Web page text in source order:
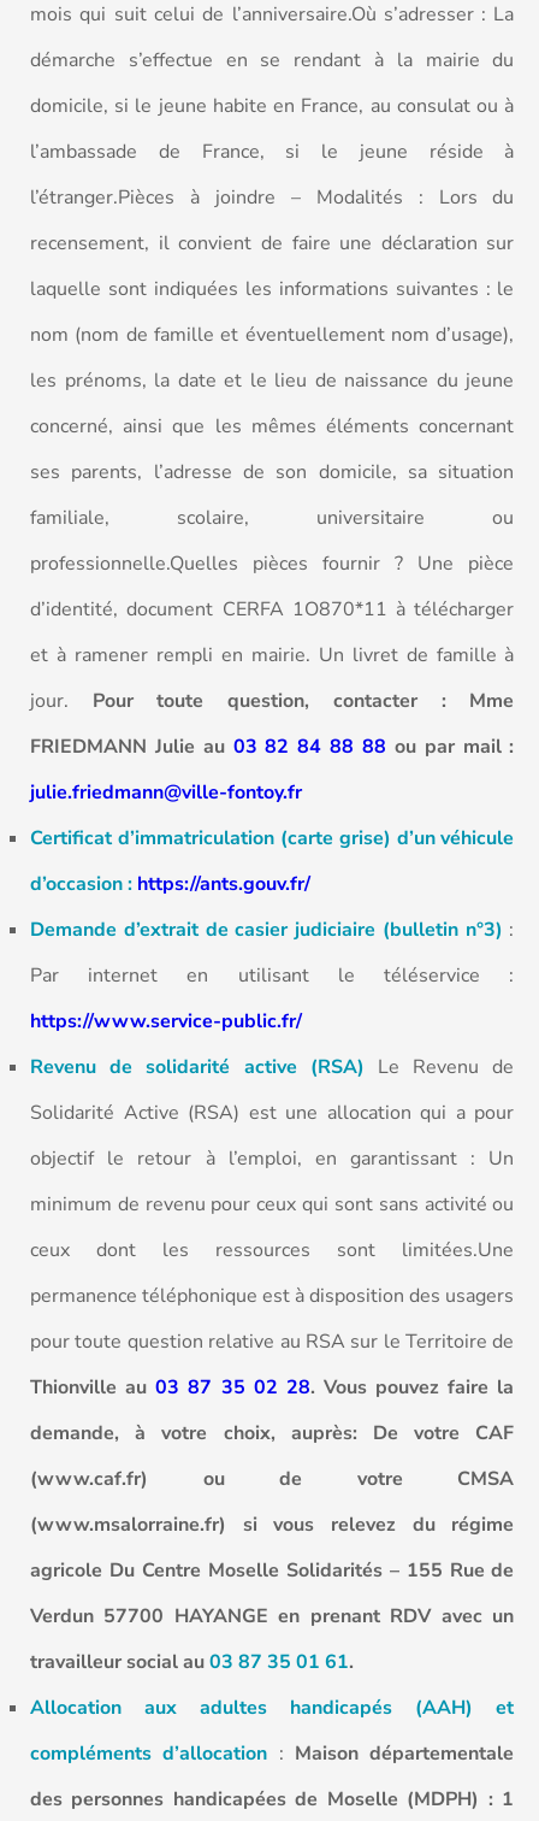
mois qui suit celui de l’anniversaire.Où s’adresser : La
démarche s’effectue en se rendant à la mairie du
domicile, si le jeune habite en France, au consulat ou à
l’ambassade de France, si le jeune réside à
l’étranger.Pièces à joindre – Modalités : Lors du
recensement, il convient de faire une déclaration sur
laquelle sont indiquées les informations suivantes : le
nom (nom de famille et éventuellement nom d’usage),
les prénoms, la date et le lieu de naissance du jeune
concerné, ainsi que les mêmes éléments concernant
ses parents, l’adresse de son domicile, sa situation
familiale, scolaire, universitaire ou
professionnelle.Quelles pièces fournir ? Une pièce
d’identité, document CERFA 1O870*11 à télécharger
et à ramener rempli en mairie. Un livret de famille à
jour. Pour toute question, contacter : Mme
FRIEDMANN Julie au 03 82 84 88 88 ou par mail :
julie.friedmann@ville-fontoy.fr
Certificat d’immatriculation (carte grise) d’un véhicule
d’occasion : https://ants.gouv.fr/
Demande d’extrait de casier judiciaire (bulletin n°3) :
Par internet en utilisant le téléservice :
https://www.service-public.fr/
Revenu de solidarité active (RSA) Le Revenu de
Solidarité Active (RSA) est une allocation qui a pour
objectif le retour à l’emploi, en garantissant : Un
minimum de revenu pour ceux qui sont sans activité ou
ceux dont les ressources sont limitées.Une
permanence téléphonique est à disposition des usagers
pour toute question relative au RSA sur le Territoire de
Thionville au03 87 35 02 28. Vous pouvez faire la
demande, à votre choix, auprès: De votre CAF
(www.caf.fr) ou de votre CMSA
(www.msalorraine.fr) si vous relevez du régime
agricole Du Centre Moselle Solidarités – 155 Rue de
Verdun 57700 HAYANGE en prenant RDV avec un
travailleur social au03 87 35 01 61.
Allocation aux adultes handicapés (AAH) et
compléments d’allocation : Maison départementale
des personnes handicapées de Moselle (MDPH) : 1